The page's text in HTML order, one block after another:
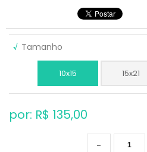
√ Tamanho
10x15 15x21
por: R$ 135,00
-